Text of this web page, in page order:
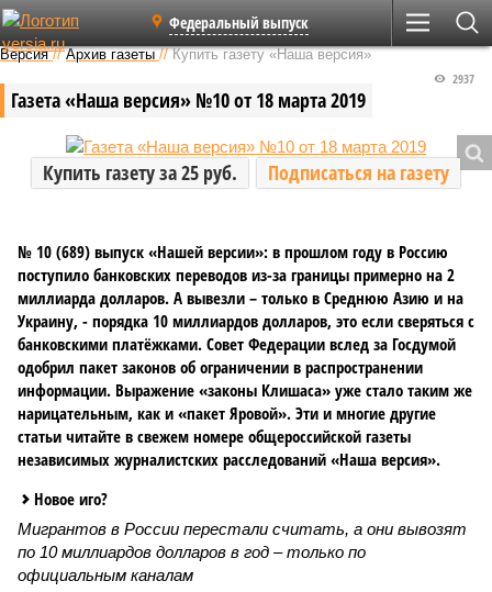
Федеральный выпуск
Версия //Архив газеты //Купить газету «Наша версия»
Газета «Наша версия» №10 от 18 марта 2019
2937
Купить газету за 25 руб. Подписаться на газету
№ 10 (689) выпуск «Нашей версии»: в прошлом году в Россию
поступило банковских переводов из-за границы примерно на 2
миллиарда долларов. А вывезли – только в Среднюю Азию и на
Украину, - порядка 10 миллиардов долларов, это если сверяться с
банковскими платёжками. Совет Федерации вслед за Госдумой
одобрил пакет законов об ограничении в распространении
информации. Выражение «законы Клишаса» уже стало таким же
нарицательным, как и «пакет Яровой». Эти и многие другие
статьи читайте в свежем номере общероссийской газеты
независимых журналистских расследований «Наша версия».
Новое иго?
Мигрантов в России перестали считать, а они вывозят
по 10 миллиардов долларов в год – только по
официальным каналам